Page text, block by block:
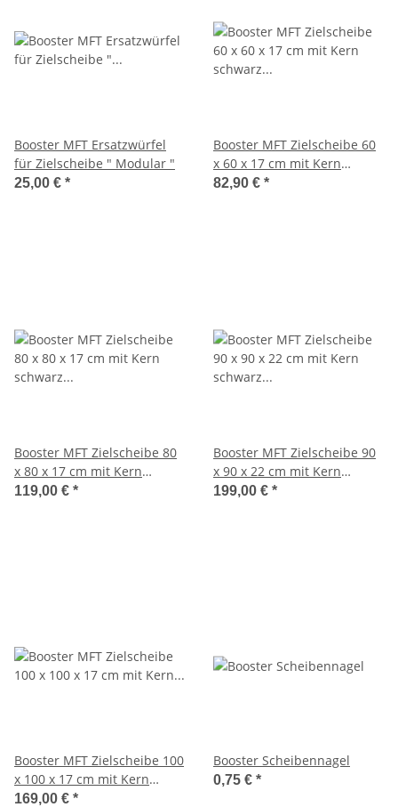
Booster MFT Ersatzwürfel
für Zielscheibe " Modular "
25,00 € *
Booster MFT Zielscheibe 60
x 60 x 17 cm mit Kern
schwarz Ø 30 cm
82,90 € *
Booster MFT Zielscheibe 80
x 80 x 17 cm mit Kern
schwarz Ø 30 cm
119,00 € *
Booster MFT Zielscheibe 90
x 90 x 22 cm mit Kern
schwarz Ø 30 cm
199,00 € *
Booster MFT Zielscheibe 100
x 100 x 17 cm mit Kern
schwarz Ø 30 cm
169,00 € *
Booster Scheibennagel
0,75 € *